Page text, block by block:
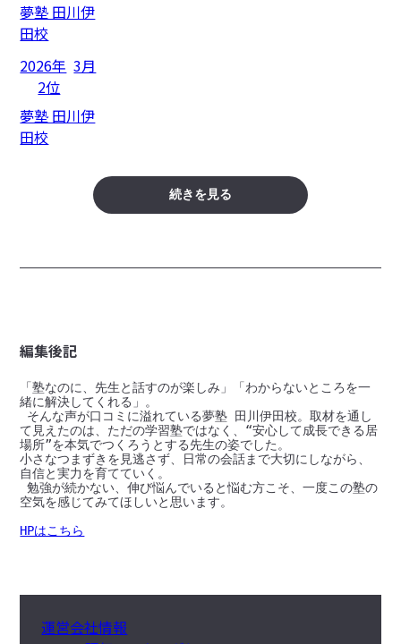
夢塾 田川伊
田校
2026年 3月
2位
夢塾 田川伊
田校
続きを見る
編集後記
「塾なのに、先生と話すのが楽しみ」「わからないところを一
緒に解決してくれる」。
て見えたのは、ただの学習塾ではなく、“安心して成長できる居
場所”を本気でつくろうとする先生の姿でした。
小さなつまずきを見逃さず、日常の会話まで大切にしながら、
自信と実力を育てていく。
勉強が続かない、伸び悩んでいると悩む方こそ、一度この塾の
空気を感じてみてほしいと思います。
HPはこちら
運営会社情報